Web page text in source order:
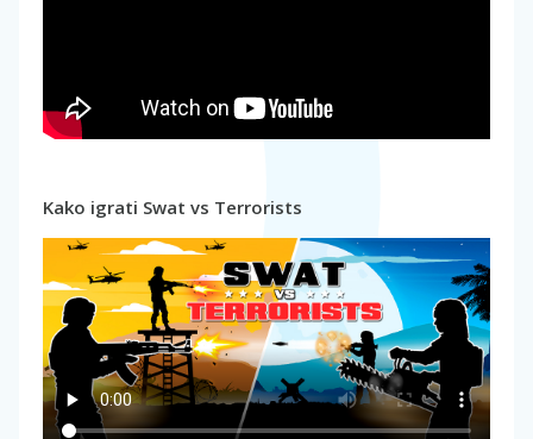
Kako igrati Swat vs Terrorists